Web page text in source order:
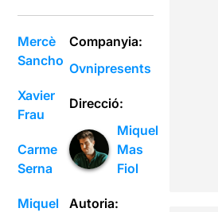
Mercè
Sancho
Xavier
Frau
Carme
Serna
Miquel
Companyia:
Ovnipresents
Direcció:
Miquel
Mas
Fiol
Autoria: